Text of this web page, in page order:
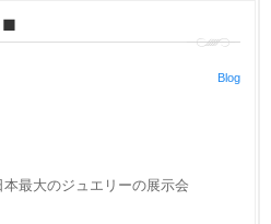
■
Blog
最大のジュエリーの展示会